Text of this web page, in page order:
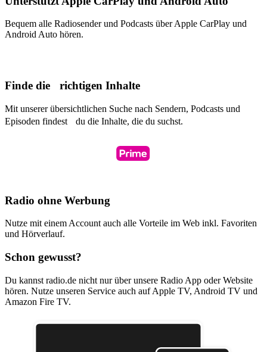
Bequem alle Radiosender und Podcasts über Apple CarPlay und
Android Auto hören.
Finde die richtigen Inhalte
Mit unserer übersichtlichen Suche nach Sendern, Podcasts und
Episoden findest du die Inhalte, die du suchst.
Radio ohne Werbung
Nutze mit einem Account auch alle Vorteile im Web inkl. Favoriten
und Hörverlauf.
Schon gewusst?
Du kannst radio.de nicht nur über unsere Radio App oder Website
hören. Nutze unseren Service auch auf Apple TV, Android TV und
Amazon Fire TV.